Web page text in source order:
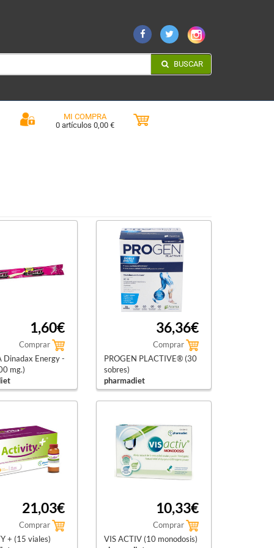
BUSCAR
MI COMPRA
0 artículos 0,00 €
1,60€
Comprar
Dinadax Energy -
mg.)
36,36€
Comprar
PROGEN PLACTIVE® (30
sobres)
pharmadiet
21,03€
Comprar
+ (15 viales)
10,33€
Comprar
VIS ACTIV (10 monodosis)